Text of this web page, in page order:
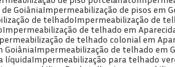
Goiânia Impermeabilização de pisos em
de telhado Impermeabilização de
Impermeabilização de telhado em
de telhado colonial em
Goiânia Impermeabilização de telhado em
líquida Impermeabilização para telhado